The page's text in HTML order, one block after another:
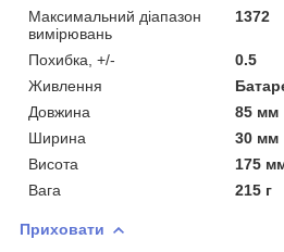
Максимальний діапазон
вимірювань
1372
Похибка, +/-
0.5
Живлення
Довжина
85 мм
Ширина
30 мм
Висота
175
Вага
215 г
Приховати